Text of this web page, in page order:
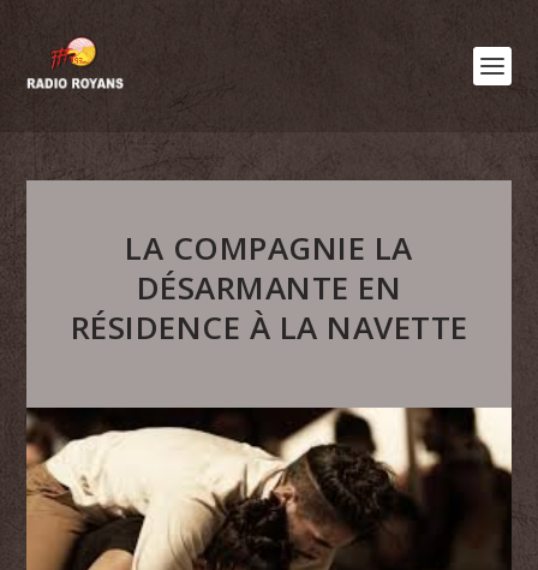
LA COMPAGNIE LA
DÉSARMANTE EN
RÉSIDENCE À LA NAVETTE